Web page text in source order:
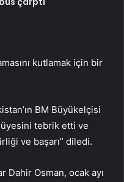
kutlamak için bir
BM Büyükelçisi
tebrik etti ve
ve başarı” diledi.
Dahir Osman, ocak ayı